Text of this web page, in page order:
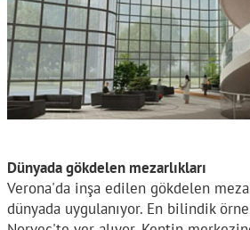
Dünyada gökdelen mezarlıkları
Verona'da inşa edilen gökdelen
dünyada uygulanıyor. En bilindik